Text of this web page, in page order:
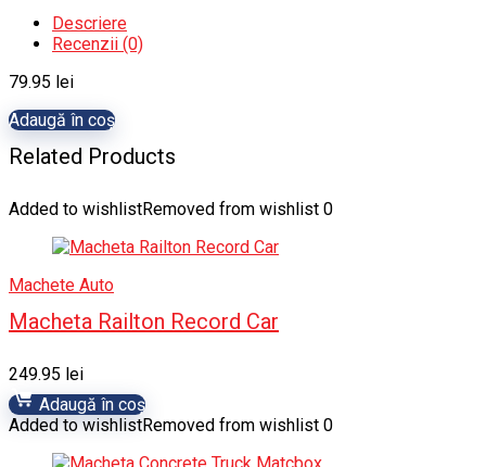
Descriere
Recenzii (0)
79.95 lei
Adaugă în coș
Related Products
Added to wishlistRemoved from wishlist 0
Machete Auto
Macheta Railton Record Car
249.95 lei
Adaugă în coș
Added to wishlistRemoved from wishlist 0